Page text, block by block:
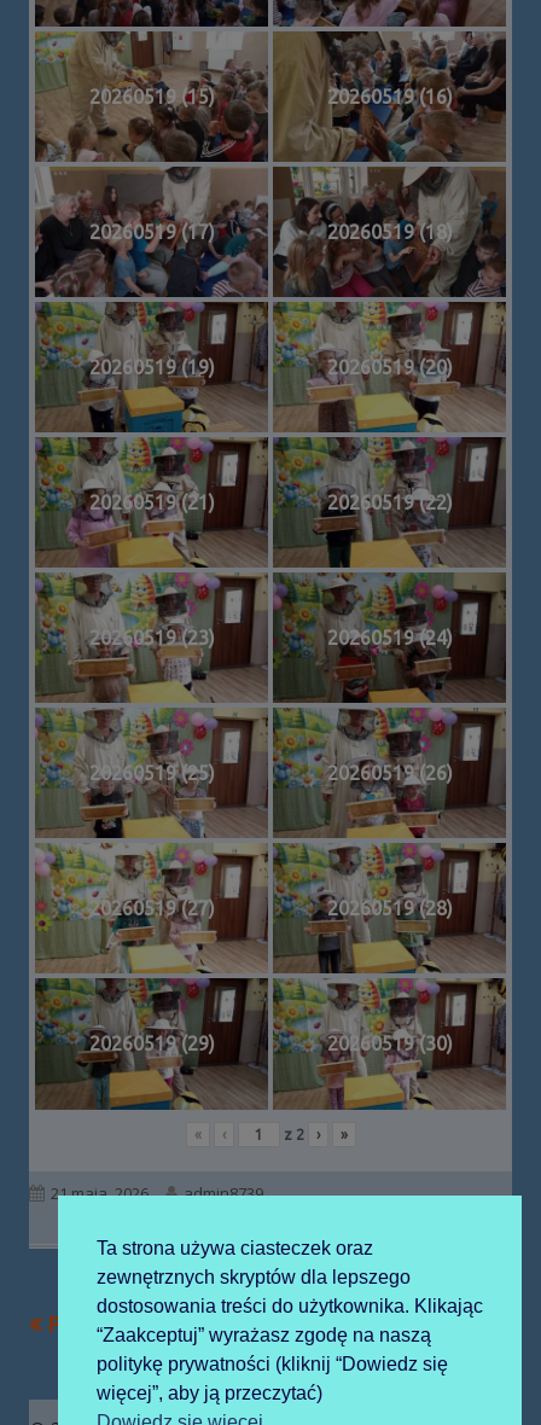
20260519 (15) 20260519 (16)
20260519 (17) 20260519 (18)
20260519 (19) 20260519 (20)
20260519 (21) 20260519 (22)
20260519 (23) 20260519 (24)
20260519 (25) 20260519 (26)
20260519 (27) 20260519 (28)
20260519 (29) 20260519 (30)
« ‹ z 2 › »
Opublikowano
21 maja, 2026 Autor
admin8739
Nawigacja
wpisu
Poprzedni
artykół
POKAZ EKO-MODY
Następny
artykół:
Piknik rodzinny
Ta strona używa ciasteczek oraz
zewnętrznych skryptów dla lepszego
dostosowania treści do użytkownika. Klikając
“Zaakceptuj” wyrażasz zgodę na naszą
politykę prywatności (kliknij “Dowiedz się
więcej”, aby ją przeczytać)